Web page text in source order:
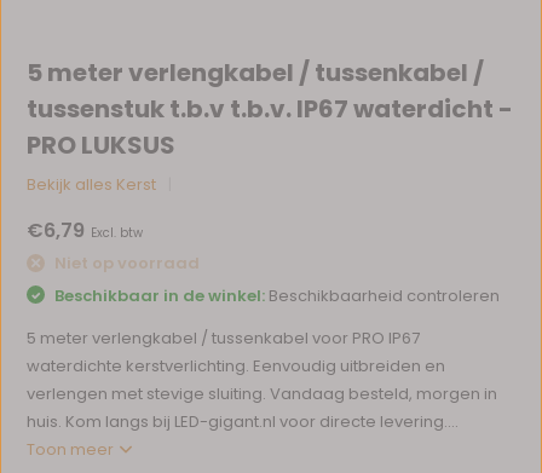
5 meter verlengkabel / tussenkabel /
tussenstuk t.b.v t.b.v. IP67 waterdicht -
PRO LUKSUS
Bekijk alles Kerst
€6,79 Excl. btw
Niet op voorraad
Beschikbaar in de winkel: Beschikbaarheid controleren
5 meter verlengkabel / tussenkabel voor PRO IP67
waterdichte kerstverlichting. Eenvoudig uitbreiden en
verlengen met stevige sluiting. Vandaag besteld, morgen in
huis. Kom langs bij LED-gigant.nl voor directe levering....
Toon meer